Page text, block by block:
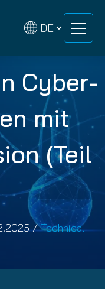
Cyber-
mit
(Teil
/Technical